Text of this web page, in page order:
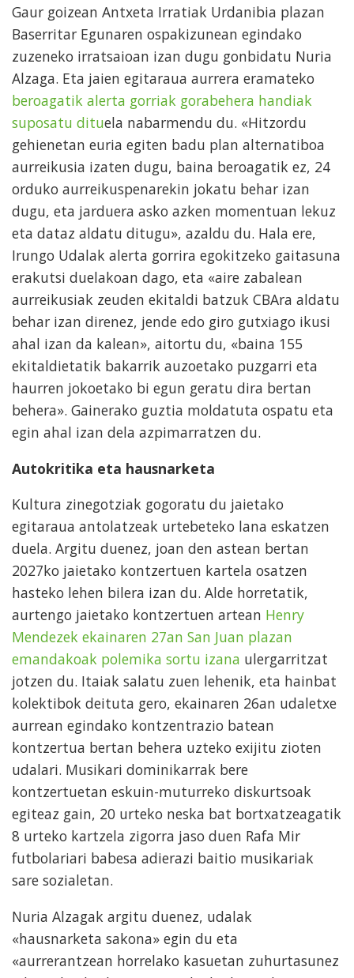
Gaur goizean Antxeta Irratiak Urdanibia plazan
Baserritar Egunaren ospakizunean egindako
zuzeneko irratsaioan izan dugu gonbidatu Nuria
Alzaga. Eta jaien egitaraua aurrera eramateko
beroagatik alerta gorriak gorabehera handiak
suposatu dituela nabarmendu du. «Hitzordu
gehienetan euria egiten badu plan alternatiboa
aurreikusia izaten dugu, baina beroagatik ez, 24
orduko aurreikuspenarekin jokatu behar izan
dugu, eta jarduera asko azken momentuan lekuz
eta dataz aldatu ditugu», azaldu du. Hala ere,
Irungo Udalak alerta gorrira egokitzeko gaitasuna
erakutsi duelakoan dago, eta «aire zabalean
aurreikusiak zeuden ekitaldi batzuk CBAra aldatu
behar izan direnez, jende edo giro gutxiago ikusi
ahal izan da kalean», aitortu du, «baina 155
ekitaldietatik bakarrik auzoetako puzgarri eta
haurren jokoetako bi egun geratu dira bertan
behera». Gainerako guztia moldatuta ospatu eta
egin ahal izan dela azpimarratzen du.
Autokritika eta hausnarketa
Kultura zinegotziak gogoratu du jaietako
egitaraua antolatzeak urtebeteko lana eskatzen
duela. Argitu duenez, joan den astean bertan
2027ko jaietako kontzertuen kartela osatzen
hasteko lehen bilera izan du. Alde horretatik,
aurtengo jaietako kontzertuen artean Henry
Mendezek ekainaren 27an San Juan plazan
emandakoak polemika sortu izana ulergarritzat
jotzen du. Itaiak salatu zuen lehenik, eta hainbat
kolektibok deituta gero, ekainaren 26an udaletxe
aurrean egindako kontzentrazio batean
kontzertua bertan behera uzteko exijitu zioten
udalari. Musikari dominikarrak bere
kontzertuetan eskuin-muturreko diskurtsoak
egiteaz gain, 20 urteko neska bat bortxatzeagatik
8 urteko kartzela zigorra jaso duen Rafa Mir
futbolariari babesa adierazi baitio musikariak
sare sozialetan.
Nuria Alzagak argitu duenez, udalak
«hausnarketa sakona» egin du eta
«aurrerantzean horrelako kasuetan zuhurtasunez